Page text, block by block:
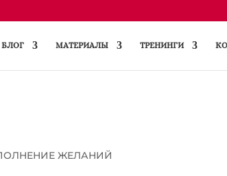
БЛОГ МАТЕРИАЛЫ ТРЕНИНГИ
ЖЕЛАНИЙ